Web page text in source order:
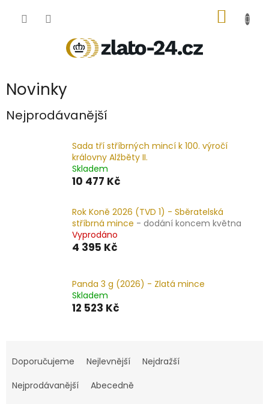
KOŠÍK
Novinky
Nejprodávanější
Sada tří stříbrných mincí k 100. výročí
královny Alžběty II.
Skladem
10 477 Kč
Rok Koně 2026 (TVD 1) - Sběratelská
stříbrná mince - dodání koncem května
Vyprodáno
4 395 Kč
Panda 3 g (2026) - Zlatá mince
Skladem
12 523 Kč
a
e
Doporučujeme Nejlevnější
Nejdražší
Nejprodávanější
Abecedně